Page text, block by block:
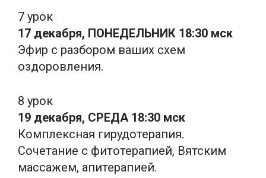
7 урок
17 декабря, ПОНЕДЕЛЬНИК 18:30 мск
Эфир с разбором ваших схем
оздоровления.
8 урок
19 декабря, СРЕДА 18:30 мск
Комплексная гирудотерапия.
Сочетание с фитотерапией, Вятским
массажем, апитерапией.